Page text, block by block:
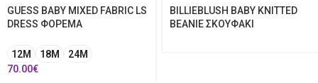
GUESS BABY MIXED FABRIC LS
DRESS ΦΟΡΕΜΑ
12Μ 18Μ
24Μ
70.00€
BILLIEBLUSH BABY KNITTED
BEANIE ΣΚΟΥΦΑΚΙ